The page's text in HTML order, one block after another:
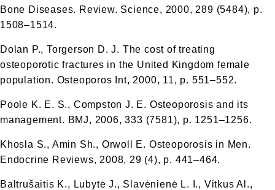
Bone Diseases. Review. Science, 2000, 289 (5484), p.
1508–1514.
Dolan P., Torgerson D. J. The cost of treating
osteoporotic fractures in the United Kingdom female
population. Osteoporos Int, 2000, 11, p. 551–552.
Poole K. E. S., Compston J. E. Osteoporosis and its
management. BMJ, 2006, 333 (7581), p. 1251–1256.
Khosla S., Amin Sh., Orwoll E. Osteoporosis in Men.
Endocrine Reviews, 2008, 29 (4), p. 441–464.
Baltrušaitis K., Lubytė J., Slavėnienė L. I., Vitkus Al.,